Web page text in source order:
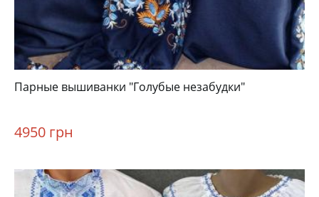
Парные вышиванки "Голубые незабудки"
4950 грн